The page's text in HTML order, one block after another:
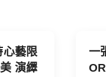
心藝限
演繹
一